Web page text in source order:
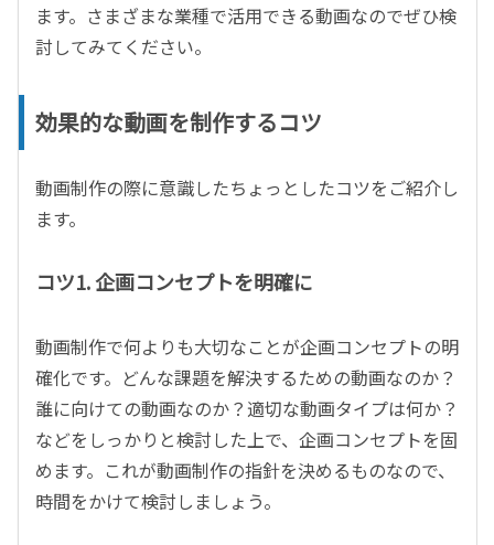
ます。さまざまな業種で活用できる動画なのでぜひ検
討してみてください。
効果的な動画を制作するコツ
動画制作の際に意識したちょっとしたコツをご紹介し
ます。
コツ1. 企画コンセプトを明確に
動画制作で何よりも大切なことが企画コンセプトの明
確化です。どんな課題を解決するための動画なのか？
誰に向けての動画なのか？適切な動画タイプは何か？
などをしっかりと検討した上で、企画コンセプトを固
めます。これが動画制作の指針を決めるものなので、
時間をかけて検討しましょう。